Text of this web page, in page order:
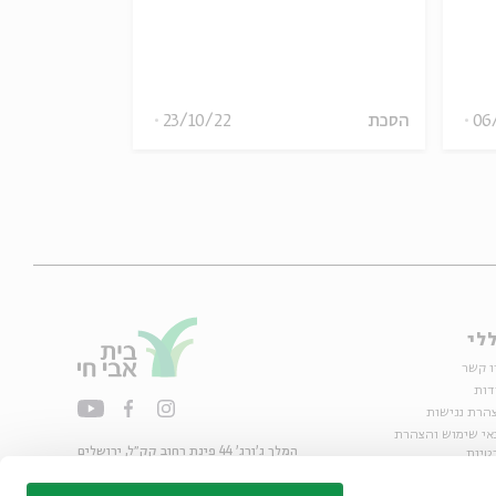
הסכת 23/10/22
קשר
נגישות
שימוש והצהרת
המלך ג'ורג' 44 פינת רחוב קק״ל, ירושלים